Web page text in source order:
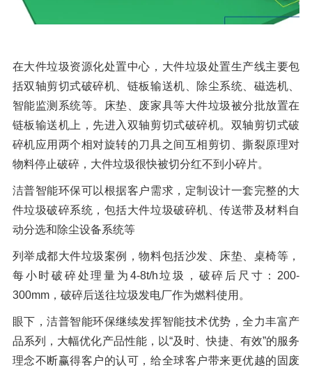
在大件垃圾资源化处置中心，大件垃圾处置生产线主要包
括双轴剪切式破碎机、链板输送机、除尘系统、磁选机、
智能监测系统等。床垫、废家具等大件垃圾被分批放置在
链板输送机上，先进入双轴剪切式破碎机。双轴剪切式破
碎机应用两个相对旋转的刀具之间互相剪切、撕裂原理对
物料停止破碎，大件垃圾很快被切分红不到小碎片。
洁普智能环保可以根据客户需求，定制设计一套完整的大
件垃圾破碎系统，包括大件垃圾破碎机、传送带及材料自
动分选和除尘设备系统等
列举成都大件垃圾案例，物料包括沙发、床垫、桌椅等，
每小时破碎处理量为4-8t/h垃圾，破碎后尺寸：200-
300mm，破碎后送往垃圾发电厂作为燃料使用。
眼下，洁普智能环保继续发挥智能技术优势，全力丰富产
品系列，大幅优化产品性能，以“及时、快捷、有效”的服务
理念不断赢得客户的认可，给全球客户带来更优越的固废